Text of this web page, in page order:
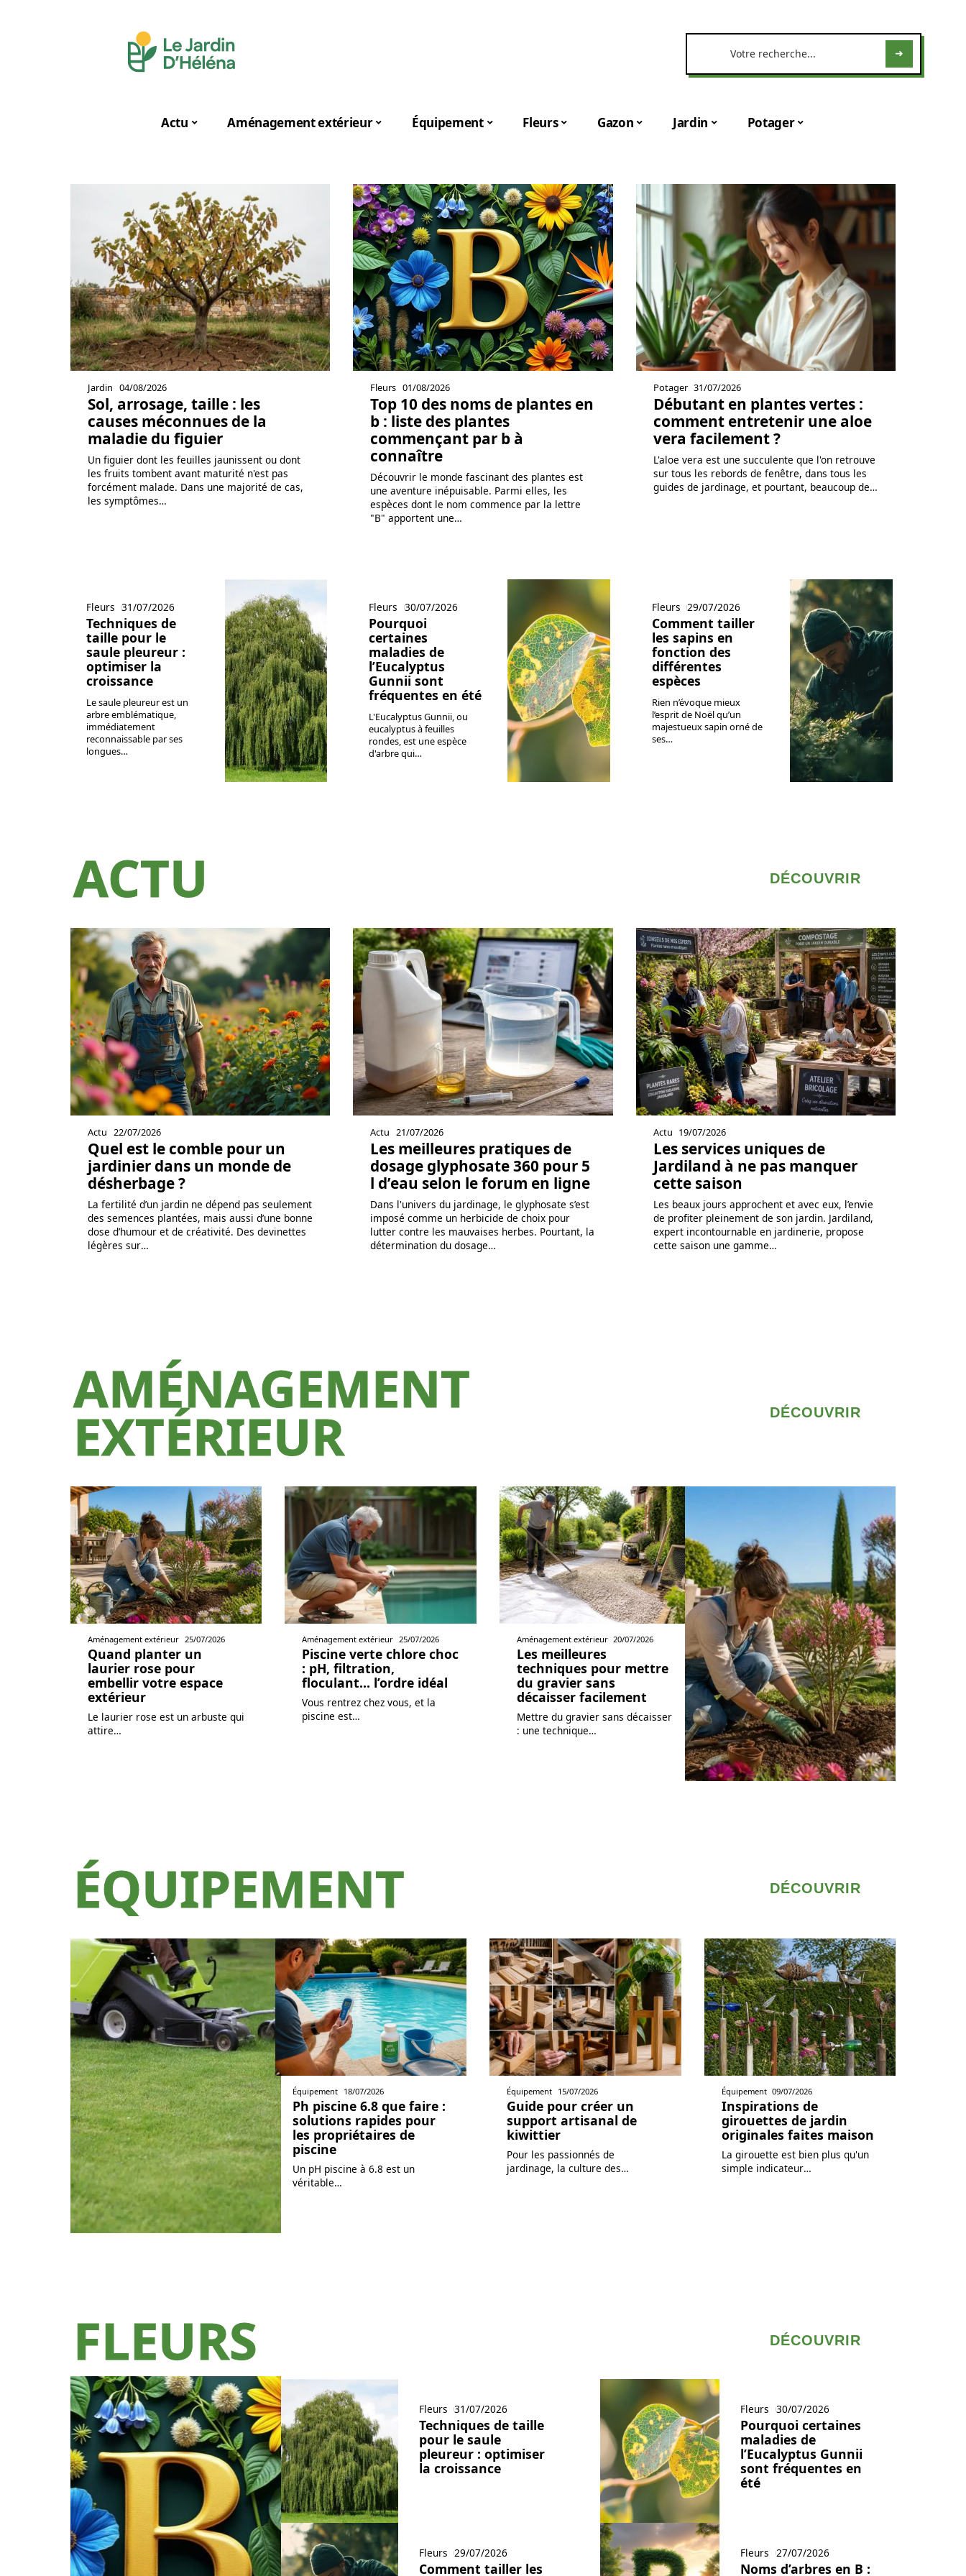
Actu Aménagement extérieur Équipement Fleurs Gazon Jardin Potager
Jardin 04/08/2026
Sol, arrosage, taille : les
causes méconnues de la
maladie du figuier
Un figuier dont les feuilles jaunissent ou dont
les fruits tombent avant maturité n'est pas
forcément malade. Dans une majorité de cas,
les symptômes…
Fleurs 01/08/2026
Top 10 des noms de plantes en
b : liste des plantes
commençant par b à
connaître
Découvrir le monde fascinant des plantes est
une aventure inépuisable. Parmi elles, les
espèces dont le nom commence par la lettre
"B" apportent une…
Potager 31/07/2026
Débutant en plantes vertes :
comment entretenir une aloe
vera facilement ?
L'aloe vera est une succulente que l'on retrouve
sur tous les rebords de fenêtre, dans tous les
guides de jardinage, et pourtant, beaucoup de…
Fleurs 31/07/2026
Techniques de
taille pour le
saule pleureur :
optimiser la
croissance
Le saule pleureur est un
arbre emblématique,
immédiatement
reconnaissable par ses
longues…
Fleurs 30/07/2026
Pourquoi
certaines
maladies de
l’Eucalyptus
Gunnii sont
fréquentes en été
L'Eucalyptus Gunnii, ou
eucalyptus à feuilles
rondes, est une espèce
d'arbre qui…
Fleurs 29/07/2026
Comment tailler
les sapins en
fonction des
différentes
espèces
Rien n’évoque mieux
l’esprit de Noël qu’un
majestueux sapin orné de
ses…
ACTU DÉCOUVRIR
Actu 22/07/2026
Quel est le comble pour un
jardinier dans un monde de
désherbage ?
La fertilité d’un jardin ne dépend pas seulement
des semences plantées, mais aussi d’une bonne
dose d’humour et de créativité. Des devinettes
légères sur…
Actu 21/07/2026
Les meilleures pratiques de
dosage glyphosate 360 pour 5
l d’eau selon le forum en ligne
Dans l'univers du jardinage, le glyphosate s’est
imposé comme un herbicide de choix pour
lutter contre les mauvaises herbes. Pourtant, la
détermination du dosage…
Actu 19/07/2026
Les services uniques de
Jardiland à ne pas manquer
cette saison
Les beaux jours approchent et avec eux, l’envie
de profiter pleinement de son jardin. Jardiland,
expert incontournable en jardinerie, propose
cette saison une gamme…
AMÉNAGEMENT
EXTÉRIEUR DÉCOUVRIR
Aménagement extérieur 25/07/2026
Quand planter un
laurier rose pour
embellir votre espace
extérieur
Le laurier rose est un arbuste qui
attire…
Aménagement extérieur 25/07/2026
Piscine verte chlore choc
: pH, filtration,
floculant… l’ordre idéal
Vous rentrez chez vous, et la
piscine est…
Aménagement extérieur 20/07/2026
Les meilleures
techniques pour mettre
du gravier sans
décaisser facilement
Mettre du gravier sans décaisser
: une technique…
ÉQUIPEMENT DÉCOUVRIR
Équipement 18/07/2026
Ph piscine 6.8 que faire :
solutions rapides pour
les propriétaires de
piscine
Un pH piscine à 6.8 est un
véritable…
Équipement 15/07/2026
Guide pour créer un
support artisanal de
kiwittier
Pour les passionnés de
jardinage, la culture des…
Équipement 09/07/2026
Inspirations de
girouettes de jardin
originales faites maison
La girouette est bien plus qu'un
simple indicateur…
FLEURS DÉCOUVRIR
Fleurs 31/07/2026
Techniques de taille
pour le saule
pleureur : optimiser
la croissance
Fleurs 30/07/2026
Pourquoi certaines
maladies de
l’Eucalyptus Gunnii
sont fréquentes en
été
Fleurs 29/07/2026
Comment tailler les
Fleurs 27/07/2026
Noms d’arbres en B :